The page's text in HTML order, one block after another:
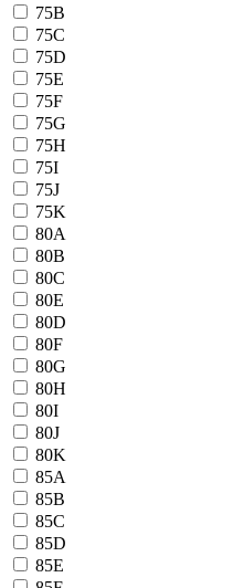
75B
75C
75D
75E
75F
75G
75H
75I
75J
75K
80A
80B
80C
80E
80D
80F
80G
80H
80I
80J
80K
85A
85B
85C
85D
85E